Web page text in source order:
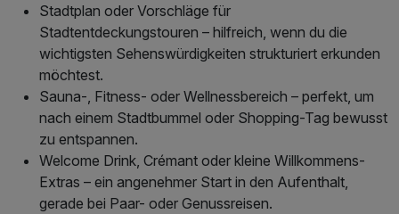
Stadtplan oder Vorschläge für
Stadtentdeckungstouren – hilfreich, wenn du die
wichtigsten Sehenswürdigkeiten strukturiert erkunden
möchtest.
Sauna-, Fitness- oder Wellnessbereich – perfekt, um
nach einem Stadtbummel oder Shopping-Tag bewusst
zu entspannen.
Welcome Drink, Crémant oder kleine Willkommens-
Extras – ein angenehmer Start in den Aufenthalt,
gerade bei Paar- oder Genussreisen.